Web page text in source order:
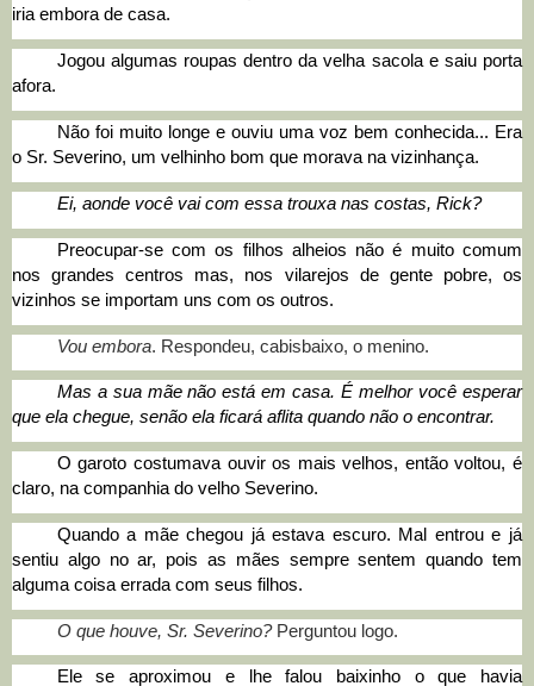
iria embora de casa.
Jogou algumas roupas dentro da velha sacola e saiu porta
afora.
Não foi muito longe e ouviu uma voz bem conhecida... Era
o Sr. Severino, um velhinho bom que morava na vizinhança.
Ei, aonde você vai com essa trouxa nas costas, Rick?
Preocupar-se com os filhos alheios não é muito comum
nos grandes centros mas, nos vilarejos de gente pobre, os
vizinhos se importam uns com os outros.
Vou embora. Respondeu, cabisbaixo, o menino.
Mas a sua mãe não está em casa. É melhor você esperar
que ela chegue, senão ela ficará aflita quando não o encontrar.
O garoto costumava ouvir os mais velhos, então voltou, é
claro, na companhia do velho Severino.
Quando a mãe chegou já estava escuro. Mal entrou e já
sentiu algo no ar, pois as mães sempre sentem quando tem
alguma coisa errada com seus filhos.
O que houve, Sr. Severino?Perguntou logo.
Ele se aproximou e lhe falou baixinho o que havia